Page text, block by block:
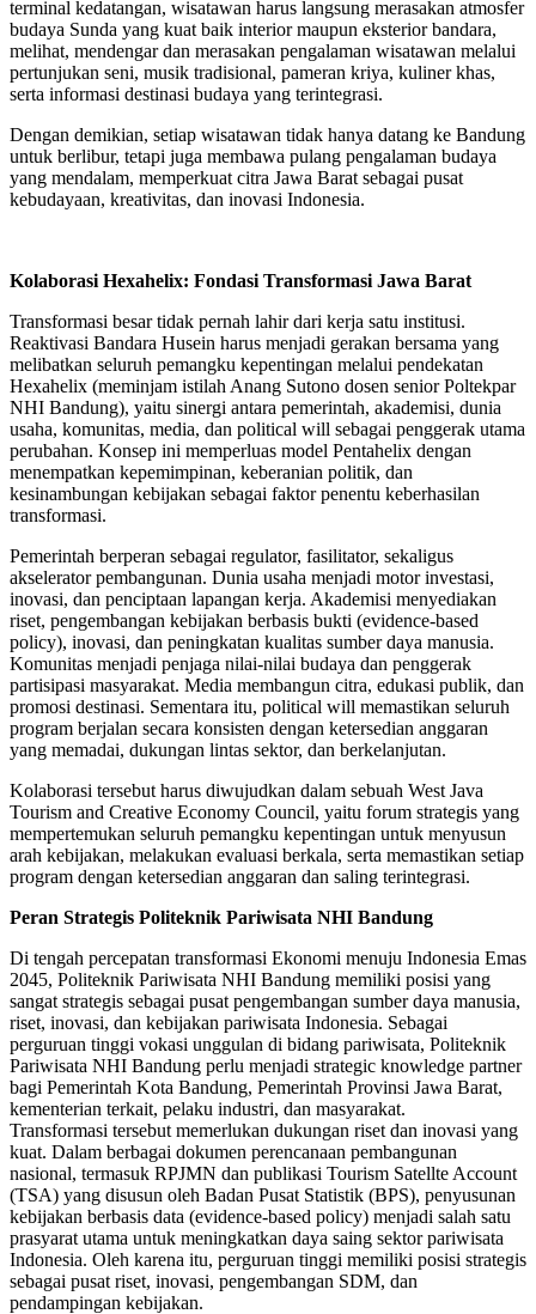
terminal kedatangan, wisatawan harus langsung merasakan atmosfer
budaya Sunda yang kuat baik interior maupun eksterior bandara,
melihat, mendengar dan merasakan pengalaman wisatawan melalui
pertunjukan seni, musik tradisional, pameran kriya, kuliner khas,
serta informasi destinasi budaya yang terintegrasi.
Dengan demikian, setiap wisatawan tidak hanya datang ke Bandung
untuk berlibur, tetapi juga membawa pulang pengalaman budaya
yang mendalam, memperkuat citra Jawa Barat sebagai pusat
kebudayaan, kreativitas, dan inovasi Indonesia.
Kolaborasi Hexahelix: Fondasi Transformasi Jawa Barat
Transformasi besar tidak pernah lahir dari kerja satu institusi.
Reaktivasi Bandara Husein harus menjadi gerakan bersama yang
melibatkan seluruh pemangku kepentingan melalui pendekatan
Hexahelix (meminjam istilah Anang Sutono dosen senior Poltekpar
NHI Bandung), yaitu sinergi antara pemerintah, akademisi, dunia
usaha, komunitas, media, dan political will sebagai penggerak utama
perubahan. Konsep ini memperluas model Pentahelix dengan
menempatkan kepemimpinan, keberanian politik, dan
kesinambungan kebijakan sebagai faktor penentu keberhasilan
transformasi.
Pemerintah berperan sebagai regulator, fasilitator, sekaligus
akselerator pembangunan. Dunia usaha menjadi motor investasi,
inovasi, dan penciptaan lapangan kerja. Akademisi menyediakan
riset, pengembangan kebijakan berbasis bukti (evidence-based
policy), inovasi, dan peningkatan kualitas sumber daya manusia.
Komunitas menjadi penjaga nilai-nilai budaya dan penggerak
partisipasi masyarakat. Media membangun citra, edukasi publik, dan
promosi destinasi. Sementara itu, political will memastikan seluruh
program berjalan secara konsisten dengan ketersedian anggaran
yang memadai, dukungan lintas sektor, dan berkelanjutan.
Kolaborasi tersebut harus diwujudkan dalam sebuah West Java
Tourism and Creative Economy Council, yaitu forum strategis yang
mempertemukan seluruh pemangku kepentingan untuk menyusun
arah kebijakan, melakukan evaluasi berkala, serta memastikan setiap
program dengan ketersedian anggaran dan saling terintegrasi.
Peran Strategis Politeknik Pariwisata NHI Bandung
Di tengah percepatan transformasi Ekonomi menuju Indonesia Emas
2045, Politeknik Pariwisata NHI Bandung memiliki posisi yang
sangat strategis sebagai pusat pengembangan sumber daya manusia,
riset, inovasi, dan kebijakan pariwisata Indonesia. Sebagai
perguruan tinggi vokasi unggulan di bidang pariwisata, Politeknik
Pariwisata NHI Bandung perlu menjadi strategic knowledge partner
bagi Pemerintah Kota Bandung, Pemerintah Provinsi Jawa Barat,
kementerian terkait, pelaku industri, dan masyarakat.
Transformasi tersebut memerlukan dukungan riset dan inovasi yang
kuat. Dalam berbagai dokumen perencanaan pembangunan
nasional, termasuk RPJMN dan publikasi Tourism Satellte Account
(TSA) yang disusun oleh Badan Pusat Statistik (BPS), penyusunan
kebijakan berbasis data (evidence-based policy) menjadi salah satu
prasyarat utama untuk meningkatkan daya saing sektor pariwisata
Indonesia. Oleh karena itu, perguruan tinggi memiliki posisi strategis
sebagai pusat riset, inovasi, pengembangan SDM, dan
pendampingan kebijakan.